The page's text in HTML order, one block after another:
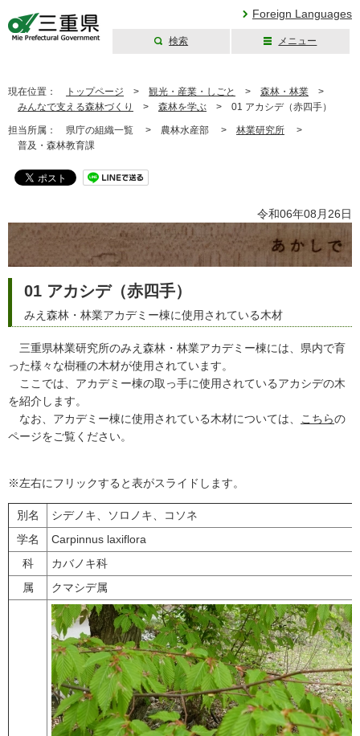
Foreign Languages
検索 メニュー
現在位置： トップページ > 観光・産業・しごと > 森林・林業 >
みんなで支える森林づくり
> 森林を学ぶ > 01 アカシデ（赤四手）
担当所属： 県庁の組織一覧 > 農林水産部 > 林業研究所 >
普及・森林教育課
令和06年08月26日
01 アカシデ（赤四手）
みえ森林・林業アカデミー棟に使用されている木材
三重県林業研究所のみえ森林・林業アカデミー棟には、県内で育
った様々な樹種の木材が使用されています。
ここでは、アカデミー棟の取っ手に使用されているアカシデの木
を紹介します。
なお、アカデミー棟に使用されている木材については、
こちらの
ページをご覧ください。
※左右にフリックすると表がスライドします。
別名
シデノキ、ソロノキ、コソネ
学名
Carpinnus laxiflora
科
カバノキ科
属
クマシデ属